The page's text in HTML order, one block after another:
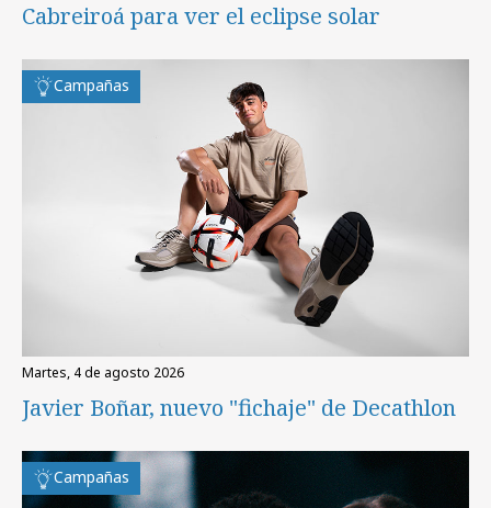
Cabreiroá para ver el eclipse solar
Campañas
martes, 4 de agosto 2026
Javier Boñar, nuevo "fichaje" de Decathlon
Campañas